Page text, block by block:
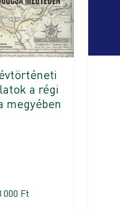
a régi
megyében
000 Ft